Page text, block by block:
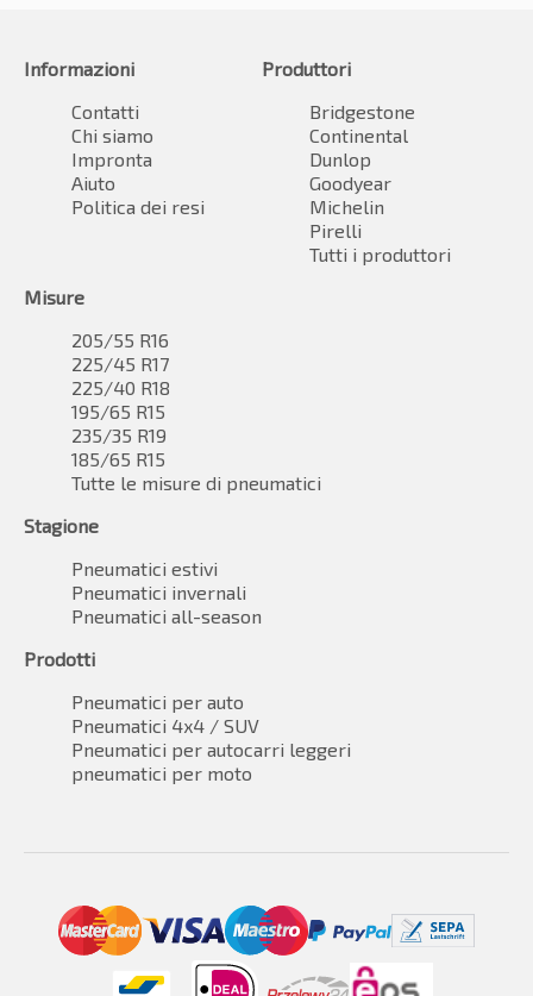
Informazioni
Contatti
Chi siamo
Impronta
Aiuto
Politica dei resi
Produttori
Bridgestone
Continental
Dunlop
Goodyear
Michelin
Pirelli
Tutti i produttori
Misure
205/55 R16
225/45 R17
225/40 R18
195/65 R15
235/35 R19
185/65 R15
Tutte le misure di pneumatici
Stagione
Pneumatici estivi
Pneumatici invernali
Pneumatici all-season
Prodotti
Pneumatici per auto
Pneumatici 4x4 / SUV
Pneumatici per autocarri leggeri
pneumatici per moto